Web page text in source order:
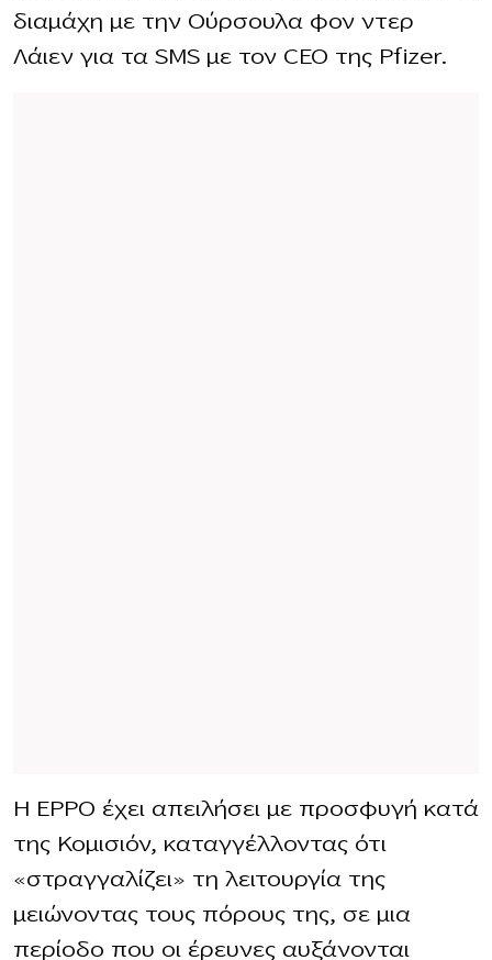
διαμάχη με την Ούρσουλα φον ντερ
Λάιεν για τα SMS με τον CEO της Pfizer.
Η EPPO έχει απειλήσει με προσφυγή κατά
της Κομισιόν, καταγγέλλοντας ότι
«στραγγαλίζει» τη λειτουργία της
μειώνοντας τους πόρους της, σε μια
περίοδο που οι έρευνες αυξάνονται